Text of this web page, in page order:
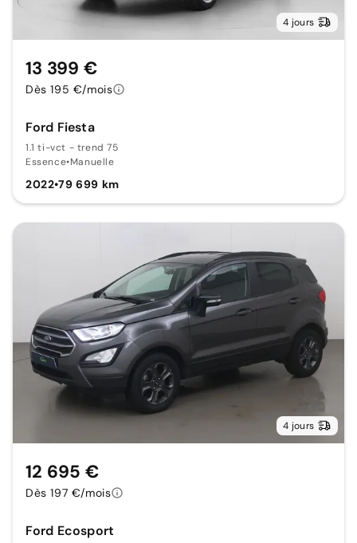
4 jours
Ford Fiesta
1.1 ti-vct - trend 75
Essence•Manuelle
2022•79 699 km
13 399 €
Dès 195 €/mois
4 jours
Ford Ecosport
12 695 €
Dès 197 €/mois